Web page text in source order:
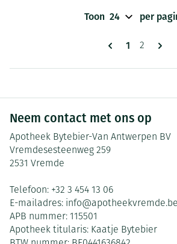
Pagina's
U lees
1 Pagina
2
Toon per
Neem contact met ons op
Apotheek Bytebier-Van Antwerpen BV
Vremdesesteenweg 259
2531 Vremde
Telefoon: +32 3 454 13 06
E-mailadres: info@apotheekvremde.be
APB nummer: 115501
Apotheek titularis: Kaatje Bytebier